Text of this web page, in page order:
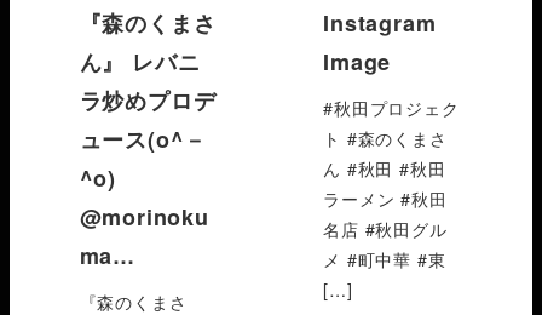
『森のくまさ
ん』 レバニ
ラ炒めプロデ
ュース(o^－
^o)
@morinoku
ma…
『森のくまさ
Instagram
Image
#秋田プロジェク
ト #森のくまさ
ん #秋田 #秋田
ラーメン #秋田
名店 #秋田グル
メ #町中華 #東
[…]